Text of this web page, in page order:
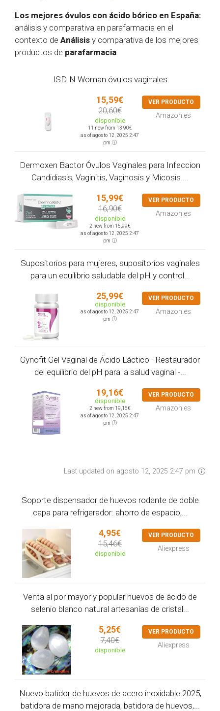
Los mejores óvulos con ácido bórico en España:
análisis y comparativa en parafarmacia en el
contexto de Análisis y comparativa de los mejores
productos de parafarmacia
ISDIN Woman óvulos vaginales
15,59€
20,60€
disponible
11 new from 13,90€
as of agosto 12, 2025 2:47
pm
VER PRODUCTO
Amazon.es
Dermoxen Bactor Óvulos Vaginales para Infeccion
Candidiasis, Vaginitis, Vaginosis y Micosis....
15,99€
16,90€
disponible
2 new from 15,99€
as of agosto 12, 2025 2:47
pm
VER PRODUCTO
Amazon.es
Supositorios para mujeres, supositorios vaginales
para un equilibrio saludable del pH y control...
25,99€
disponible
as of agosto 12, 2025 2:47
pm
VER PRODUCTO
Amazon.es
Gynofit Gel Vaginal de Ácido Láctico - Restaurador
del equilibrio del pH para la salud vaginal -...
19,16€
disponible
2 new from 19,16€
as of agosto 12, 2025 2:47
pm
VER PRODUCTO
Amazon.es
Last updated on agosto 12, 2025 2:47 pm
Soporte dispensador de huevos rodante de doble
capa para refrigerador: ahorro de espacio,...
4,95€
15,46€
disponible
VER PRODUCTO
Aliexpress
Venta al por mayor y popular huevos de ácido de
selenio blanco natural artesanías de cristal...
5,25€
7,40€
disponible
VER PRODUCTO
Aliexpress
Nuevo batidor de huevos de acero inoxidable 2025,
batidora de mano mejorada, batidora de huevos,...